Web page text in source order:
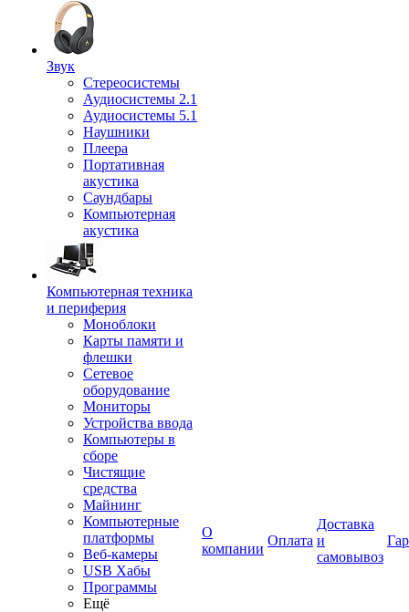
Звук
Стереосистемы
Аудиосистемы 2.1
Аудиосистемы 5.1
Наушники
Плеера
Портативная
акустика
Саундбары
Компьютерная
акустика
Компьютерная техника
и периферия
Моноблоки
Карты памяти и
флешки
Сетевое
оборудование
Мониторы
Устройства ввода
Компьютеры в
сборе
Чистящие
средства
Майнинг
Компьютерные
платформы
Веб-камеры
USB Хабы
Программы
Ещё
О
компании
Оплата
Доставка
и
самовывоз